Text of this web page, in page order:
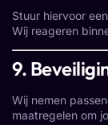
Stuur hiervoor
Wij reageren
9.
Wij nemen
maatregelen om